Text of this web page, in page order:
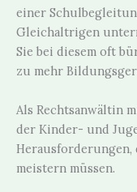
einer
Gleichaltrigen
Sie bei diesem oft
zu mehr
Als Rechtsanwältin
der Kinder- und
meistern müssen.